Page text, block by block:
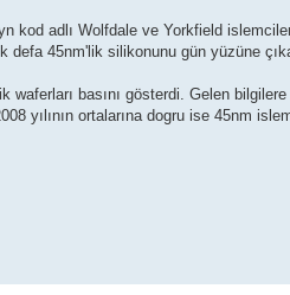
adlı Wolfdale ve Yorkfield
45nm'lik silikonunu gün yüzüne
basını gösterdi. Gelen
yılının ortalarına dogru ise 45nm